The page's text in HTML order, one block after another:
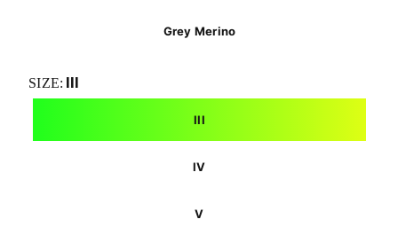
Grey Merino
SIZE: III
III
IV
V